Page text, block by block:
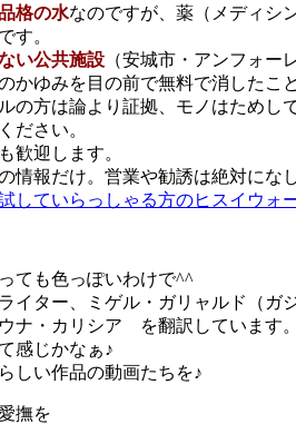
格の水なのですが、薬（メディシ
す。
い公共施設 （安城市・アンフォー
かゆみを目の前で無料で消したこ
の方は論より証拠、モノはためしで
ださい。
歓迎します。
情報だけ。営業や勧誘は絶対にな
していらっしゃる方のヒスイウォ
ても色っぽいわけで^^
イター、ミゲル・ガリャルド（ガ
ナ・カリシア を翻訳しています。
感じかなぁ♪
しい作品の動画たちを♪
撫を